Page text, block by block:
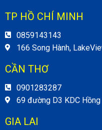
TP HỒ CHÍ MINH
0859143143
166 Song Hành,
CẦN THƠ
0901283287
69 đường D3 KDC Hồng
GIA LAI